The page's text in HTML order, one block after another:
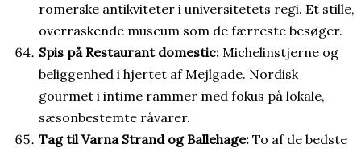
romerske antikviteter i universitetets regi. Et stille,
overraskende museum som de færreste besøger.
Spis på Restaurant domestic: Michelinstjerne og
beliggenhed i hjertet af Mejlgade. Nordisk
gourmet i intime rammer med fokus på lokale,
sæsonbestemte råvarer.
Tag til Varna Strand og Ballehage: To af de bedste